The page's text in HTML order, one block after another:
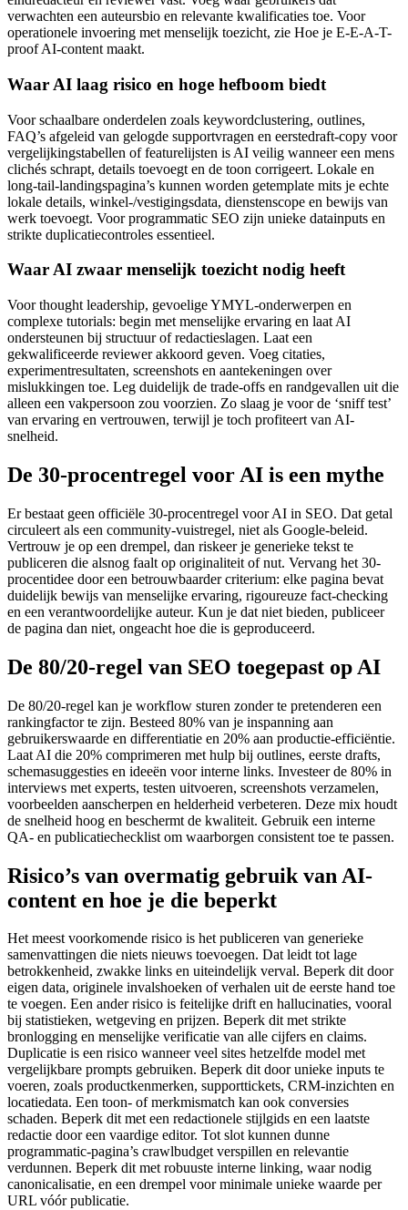
verwachten een auteursbio en relevante kwalificaties toe. Voor
operationele invoering met menselijk toezicht, zie Hoe je E-E-A-T-
proof AI-content maakt.
Waar AI laag risico en hoge hefboom biedt
Voor schaalbare onderdelen zoals keywordclustering, outlines,
FAQ’s afgeleid van gelogde supportvragen en eerstedraft-copy voor
vergelijkingstabellen of featurelijsten is AI veilig wanneer een mens
clichés schrapt, details toevoegt en de toon corrigeert. Lokale en
long-tail-landingspagina’s kunnen worden getemplate mits je echte
lokale details, winkel-/vestigingsdata, dienstenscope en bewijs van
werk toevoegt. Voor programmatic SEO zijn unieke datainputs en
strikte duplicatiecontroles essentieel.
Waar AI zwaar menselijk toezicht nodig heeft
Voor thought leadership, gevoelige YMYL-onderwerpen en
complexe tutorials: begin met menselijke ervaring en laat AI
ondersteunen bij structuur of redactieslagen. Laat een
gekwalificeerde reviewer akkoord geven. Voeg citaties,
experimentresultaten, screenshots en aantekeningen over
mislukkingen toe. Leg duidelijk de trade-offs en randgevallen uit die
alleen een vakpersoon zou voorzien. Zo slaag je voor de ‘sniff test’
van ervaring en vertrouwen, terwijl je toch profiteert van AI-
snelheid.
De 30-procentregel voor AI is een mythe
Er bestaat geen officiële 30-procentregel voor AI in SEO. Dat getal
circuleert als een community-vuistregel, niet als Google-beleid.
Vertrouw je op een drempel, dan riskeer je generieke tekst te
publiceren die alsnog faalt op originaliteit of nut. Vervang het 30-
procentidee door een betrouwbaarder criterium: elke pagina bevat
duidelijk bewijs van menselijke ervaring, rigoureuze fact-checking
en een verantwoordelijke auteur. Kun je dat niet bieden, publiceer
de pagina dan niet, ongeacht hoe die is geproduceerd.
De 80/20-regel van SEO toegepast op AI
De 80/20-regel kan je workflow sturen zonder te pretenderen een
rankingfactor te zijn. Besteed 80% van je inspanning aan
gebruikerswaarde en differentiatie en 20% aan productie-efficiëntie.
Laat AI die 20% comprimeren met hulp bij outlines, eerste drafts,
schemasuggesties en ideeën voor interne links. Investeer de 80% in
interviews met experts, testen uitvoeren, screenshots verzamelen,
voorbeelden aanscherpen en helderheid verbeteren. Deze mix houdt
de snelheid hoog en beschermt de kwaliteit. Gebruik een interne
QA- en publicatiechecklist om waarborgen consistent toe te passen.
Risico’s van overmatig gebruik van AI-
content en hoe je die beperkt
Het meest voorkomende risico is het publiceren van generieke
samenvattingen die niets nieuws toevoegen. Dat leidt tot lage
betrokkenheid, zwakke links en uiteindelijk verval. Beperk dit door
eigen data, originele invalshoeken of verhalen uit de eerste hand toe
te voegen. Een ander risico is feitelijke drift en hallucinaties, vooral
bij statistieken, wetgeving en prijzen. Beperk dit met strikte
bronlogging en menselijke verificatie van alle cijfers en claims.
Duplicatie is een risico wanneer veel sites hetzelfde model met
vergelijkbare prompts gebruiken. Beperk dit door unieke inputs te
voeren, zoals productkenmerken, supporttickets, CRM-inzichten en
locatiedata. Een toon- of merkmismatch kan ook conversies
schaden. Beperk dit met een redactionele stijlgids en een laatste
redactie door een vaardige editor. Tot slot kunnen dunne
programmatic-pagina’s crawlbudget verspillen en relevantie
verdunnen. Beperk dit met robuuste interne linking, waar nodig
canonicalisatie, en een drempel voor minimale unieke waarde per
URL vóór publicatie.